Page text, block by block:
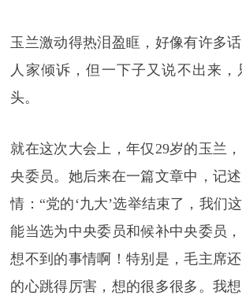
玉兰激动得热泪盈眶，好像有许多
人家倾诉，但一下子又说不出来，
头。
就在这次大会上，年仅29岁的玉兰
央委员。她后来在一篇文章中，记
情：“党的‘九大’选举结束了，我们
能当选为中央委员和候补中央委员
想不到的事情啊！特别是，毛主席
的心跳得厉害，想的很多很多。我